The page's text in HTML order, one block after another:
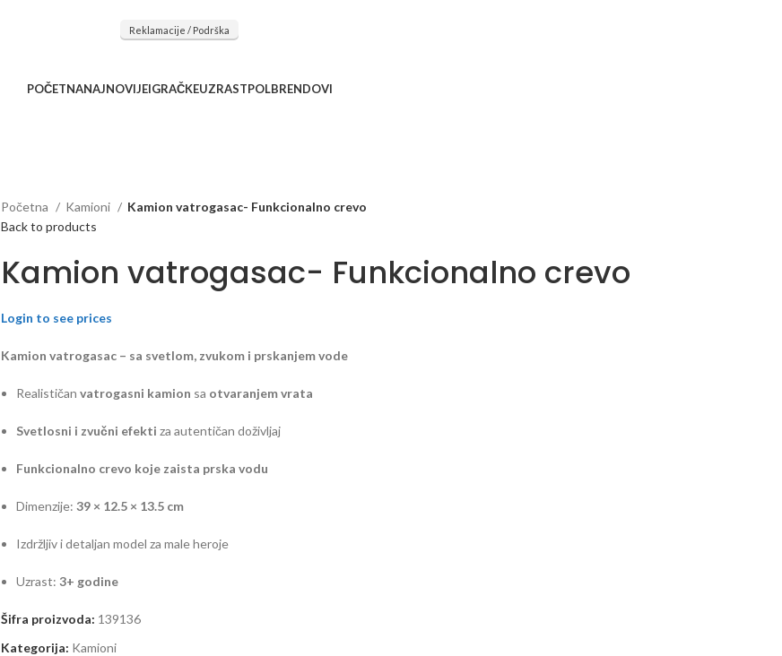
Reklamacije / Podrška
POČETNANAJNOVIJEIGRAČKEUZRASTPOLBRENDOVI
Početna Kamioni
Kamion vatrogasac- Funkcionalno crevo
Back to products
Kamion vatrogasac- Funkcionalno crevo
Login to see prices
Kamion vatrogasac – sa svetlom, zvukom i prskanjem vode
Realističanvatrogasni kamion sa otvaranjem vrata
Svetlosni i zvučni efekti za autentičan doživljaj
Funkcionalno crevo koje zaista prska vodu
Dimenzije:39 × 12.5 × 13.5 cm
Izdržljiv i detaljan model za male heroje
Uzrast:3+ godine
Šifra proizvoda: 139136
Kategorija: Kamioni